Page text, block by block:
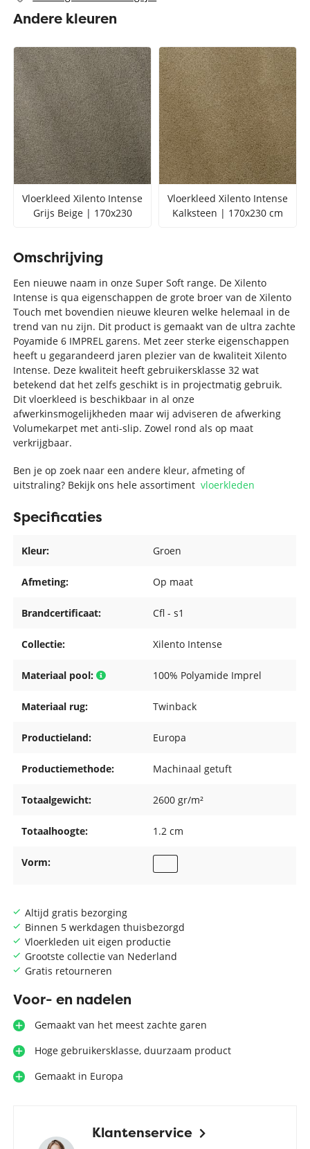
Andere kleuren
Vloerkleed Xilento Intense
Grijs Beige | 170x230
Vloerkleed Xilento Intense
Kalksteen | 170x230 cm
Altijd gratis bezorging
Binnen 5 werkdagen thuisbezorgd
Vloerkleden uit eigen productie
Grootste collectie van Nederland
Gratis retourneren
Voor- en nadelen
Gemaakt van het meest zachte garen
Hoge gebruikersklasse, duurzaam product
Gemaakt in Europa
Klantenservice
Omschrijving
Een nieuwe naam in onze Super Soft range. De Xilento
Intense is qua eigenschappen de grote broer van de Xilento
Touch met bovendien nieuwe kleuren welke helemaal in de
trend van nu zijn. Dit product is gemaakt van de ultra zachte
Poyamide 6 IMPREL garens. Met zeer sterke eigenschappen
heeft u gegarandeerd jaren plezier van de kwaliteit Xilento
Intense. Deze kwaliteit heeft gebruikersklasse 32 wat
betekend dat het zelfs geschikt is in projectmatig gebruik.
Dit vloerkleed is beschikbaar in al onze
afwerkinsmogelijkheden maar wij adviseren de afwerking
Volumekarpet met anti-slip. Zowel rond als op maat
verkrijgbaar.
Ben je op zoek naar een andere kleur, afmeting of
uitstraling? Bekijk ons hele assortimentvloerkleden
Specificaties
Kleur: Groen
Afmeting: Op maat
Brandcertificaat: Cfl - s1
Collectie: Xilento Intense
Materiaal pool: 100% Polyamide Imprel
Materiaal rug: Twinback
Productieland: Europa
Productiemethode: Machinaal getuft
Totaalgewicht: 2600 gr/m²
Totaalhoogte: 1.2 cm
Vorm: